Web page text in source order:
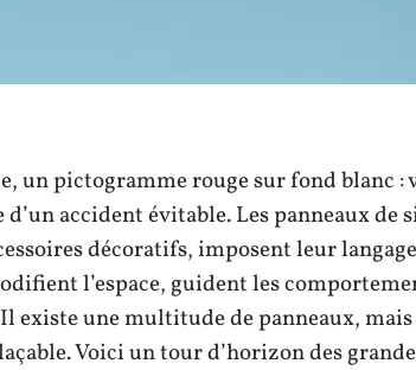
un pictogramme rouge sur fond blanc :
d’un accident évitable. Les panneaux
décoratifs, imposent leur
l’espace, guident les
existe une multitude de panneaux,
Voici un tour d’horizon des